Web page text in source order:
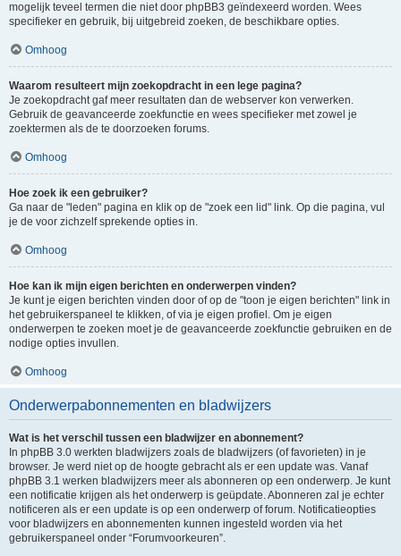
mogelijk teveel termen die niet door phpBB3 geïndexeerd worden. Wees
specifieker en gebruik, bij uitgebreid zoeken, de beschikbare opties.
Omhoog
Waarom resulteert mijn zoekopdracht in een lege pagina?
Je zoekopdracht gaf meer resultaten dan de webserver kon verwerken.
Gebruik de geavanceerde zoekfunctie en wees specifieker met zowel je
zoektermen als de te doorzoeken forums.
Omhoog
Hoe zoek ik een gebruiker?
Ga naar de "leden" pagina en klik op de "zoek een lid" link. Op die pagina, vul
je de voor zichzelf sprekende opties in.
Omhoog
Hoe kan ik mijn eigen berichten en onderwerpen vinden?
Je kunt je eigen berichten vinden door of op de "toon je eigen berichten" link in
het gebruikerspaneel te klikken, of via je eigen profiel. Om je eigen
onderwerpen te zoeken moet je de geavanceerde zoekfunctie gebruiken en de
nodige opties invullen.
Omhoog
Onderwerpabonnementen en bladwijzers
Wat is het verschil tussen een bladwijzer en abonnement?
In phpBB 3.0 werkten bladwijzers zoals de bladwijzers (of favorieten) in je
browser. Je werd niet op de hoogte gebracht als er een update was. Vanaf
phpBB 3.1 werken bladwijzers meer als abonneren op een onderwerp. Je kunt
een notificatie krijgen als het onderwerp is geüpdate. Abonneren zal je echter
notificeren als er een update is op een onderwerp of forum. Notificatieopties
voor bladwijzers en abonnementen kunnen ingesteld worden via het
gebruikerspaneel onder “Forumvoorkeuren”.